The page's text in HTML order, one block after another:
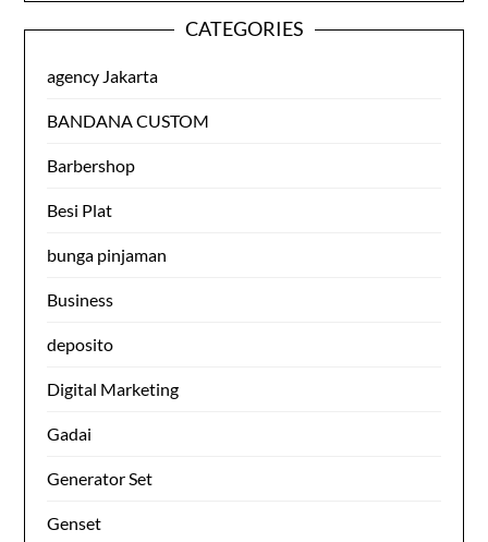
CATEGORIES
agency Jakarta
BANDANA CUSTOM
Barbershop
Besi Plat
bunga pinjaman
Business
deposito
Digital Marketing
Gadai
Generator Set
Genset